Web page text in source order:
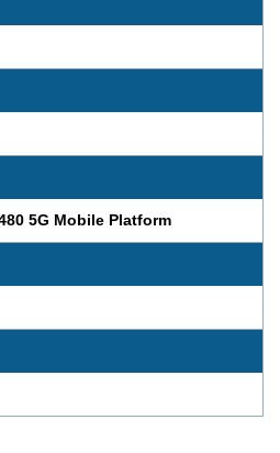
5G Mobile Platform